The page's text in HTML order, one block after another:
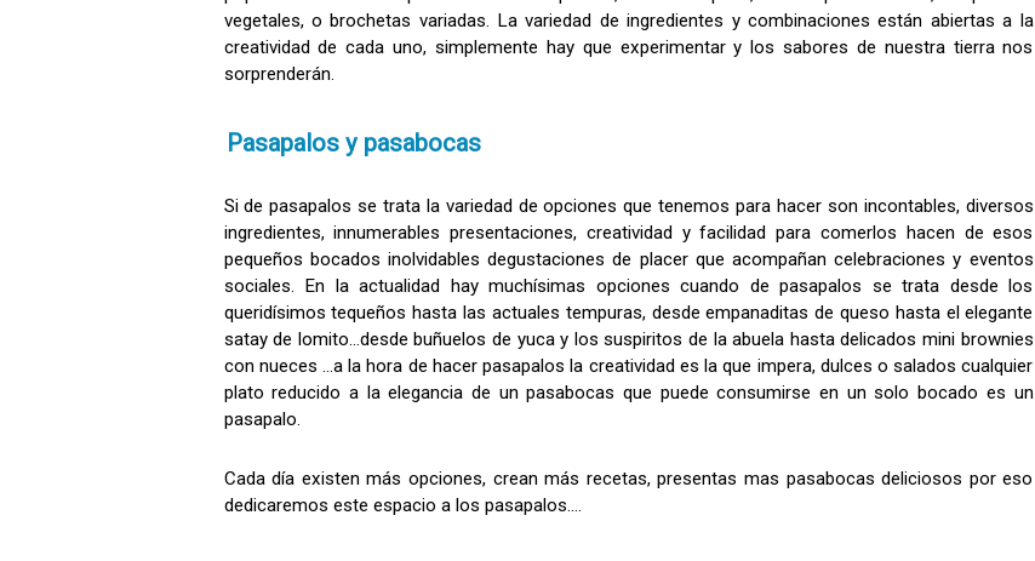
vegetales, o brochetas variadas. La variedad de ingredientes y combinaciones están abiertas a la
creatividad de cada uno, simplemente hay que experimentar y los sabores de nuestra tierra nos
sorprenderán.
Pasapalos y pasabocas
Si de pasapalos se trata la variedad de opciones que tenemos para hacer son incontables, diversos
ingredientes, innumerables presentaciones, creatividad y facilidad para comerlos hacen de esos
pequeños bocados inolvidables degustaciones de placer que acompañan celebraciones y eventos
sociales. En la actualidad hay muchísimas opciones cuando de pasapalos se trata desde los
queridísimos tequeños hasta las actuales tempuras, desde empanaditas de queso hasta el elegante
satay de lomito…desde buñuelos de yuca y los suspiritos de la abuela hasta delicados mini brownies
con nueces …a la hora de hacer pasapalos la creatividad es la que impera, dulces o salados cualquier
plato reducido a la elegancia de un pasabocas que puede consumirse en un solo bocado es un
pasapalo.
Cada día existen más opciones, crean más recetas, presentas mas pasabocas deliciosos por eso
dedicaremos este espacio a los pasapalos….